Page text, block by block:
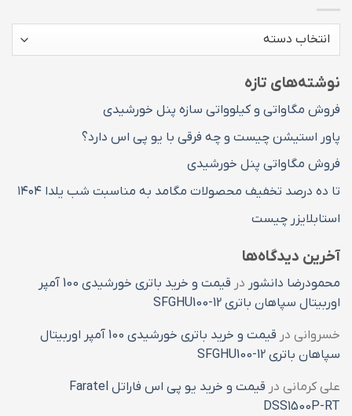
دسته
نوشته‌های تازه
فروش مگاواتی و کیلوواتی سازه پنل خورشیدی
پاور استیشن چیست و چه فرقی با یو پی اس دارد؟
فروش مگاواتی پنل خورشیدی
تا ده درصد تخفیف محصولات مگامد به مناسبت شب یلدا ۱۴۰۴
استابلایزر چیست
آخرین دیدگاه‌ها
محمودرضا دانشور در
قیمت و خرید باتری خورشیدی 100 آمپر
اوربیتال سپاهان باتری SFGHU100-12
خسروانی در
قیمت و خرید باتری خورشیدی 100 آمپر اوربیتال
سپاهان باتری SFGHU100-12
علی کرمانی در
قیمت و خرید یو پی اس فاراتل Faratel
DSS1500P-RT